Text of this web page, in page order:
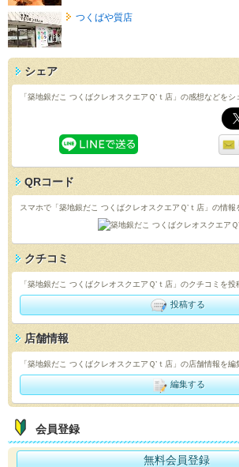
つくばや質店
シェア
「築地銀だこ つくばクレオスクエアＱ’ｔ店」の感想などをシ
QRコード
スマホで「築地銀だこ つくばクレオスクエアＱ’ｔ店」の情報
クチコミ
「築地銀だこ つくばクレオスクエアＱ’ｔ店」のクチコミを投
投稿する
店舗情報
「築地銀だこ つくばクレオスクエアＱ’ｔ店」の店舗情報を編
編集する
会員登録
無料会員登録